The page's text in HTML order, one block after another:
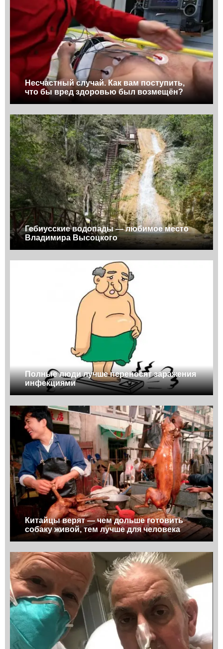
Несчастный случай. Как вам поступить,
что бы вред здоровью был возмещён?
Гебиусские водопады — любимое место
Владимира Высоцкого
Полные люди лучше переносят заражения
инфекциями
Китайцы верят — чем дольше готовить
собаку живой, тем лучше для человека